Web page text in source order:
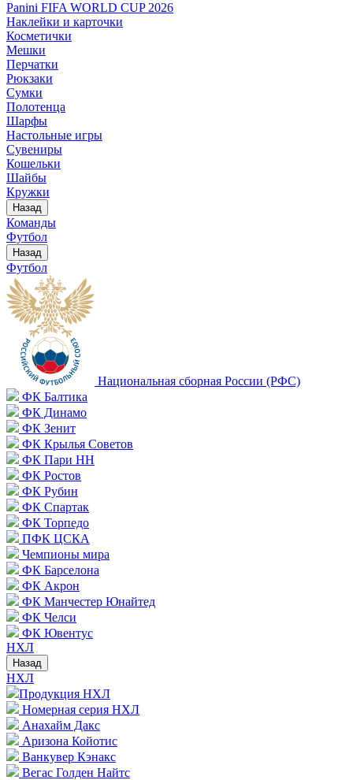
Panini FIFA WORLD CUP 2026
Наклейки и карточки
Косметички
Мешки
Перчатки
Рюкзаки
Сумки
Полотенца
Шарфы
Настольные игры
Сувениры
Кошельки
Шайбы
Кружки
Назад
Команды
Футбол
Назад
Футбол
Национальная сборная России (РФС)
ФК Балтика
ФК Динамо
ФК Зенит
ФК Крылья Советов
ФК Пари НН
ФК Ростов
ФК Рубин
ФК Спартак
ФК Торпедо
ПФК ЦСКА
Чемпионы мира
ФК Барселона
ФК Акрон
ФК Манчестер Юнайтед
ФК Челси
ФК Ювентус
НХЛ
Назад
НХЛ
Продукция НХЛ
Номерная серия НХЛ
Анахайм Дакс
Аризона Койотис
Ванкувер Кэнакс
Вегас Голден Найтс